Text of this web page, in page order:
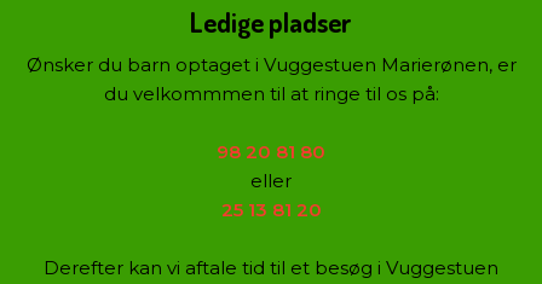
​Ledige pladser
Ønsker du barn optaget i Vuggestuen Marierønen, er
du velkommmen til at ringe til os på:
98 20 81 80
eller
25 13 81 20
Derefter kan vi aftale tid til et besøg i Vuggestuen